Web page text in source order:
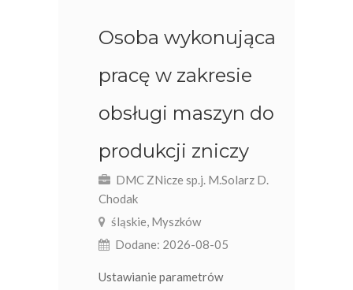
Osoba wykonująca
pracę w zakresie
obsługi maszyn do
produkcji zniczy
DMC ZNicze sp.j. M.Solarz D.
Chodak
śląskie, Myszków
Dodane: 2026-08-05
Ustawianie parametrów